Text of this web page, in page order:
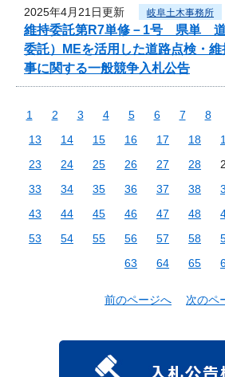
2025年4月21日更新 岐阜土木事務所
維持委託第R7単修－1号 県単 道
委託）MEを活用した道路点検・
事に関する一般競争入札公告
1 2 3 4 5 6 7 8
13
14 15 16 17 18
23
24 25 26 27 28
33
34 35 36 37 38
43
44 45 46 47 48
53
54 55 56 57 58
63
64 65
前のページへ 次のペ